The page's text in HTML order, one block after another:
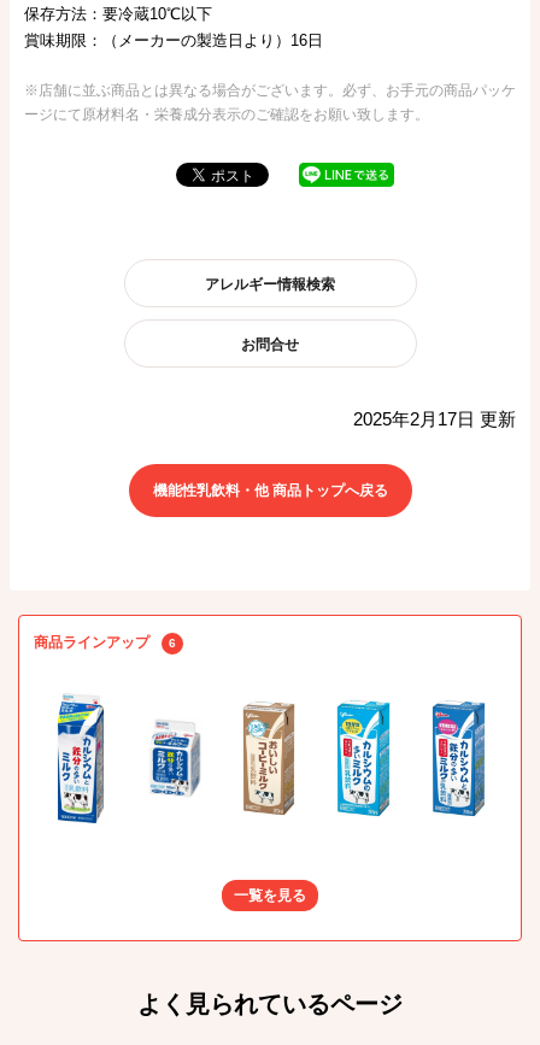
保存方法：要冷蔵10℃以下
賞味期限：（メーカーの製造日より）16日
※店舗に並ぶ商品とは異なる場合がございます。必ず、お手元の商品パッケ
ージにて原材料名・栄養成分表示のご確認をお願い致します。
アレルギー情報検索
お問合せ
2025年2月17日 更新
機能性乳飲料・他 商品トップへ戻る
商品ラインアップ 6
一覧を見る
よく見られているページ